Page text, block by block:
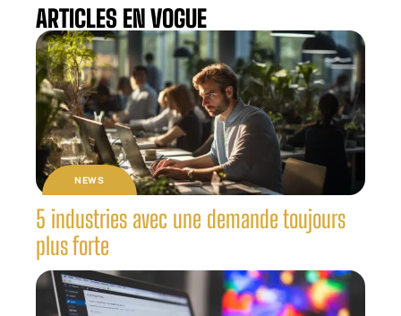
ARTICLES EN VOGUE
NEWS
5 industries avec une demande toujours
plus forte